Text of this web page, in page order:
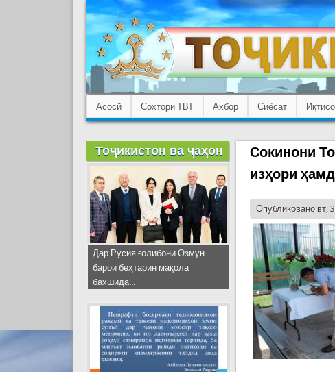
Асосӣ Сохтори ТВТ Ахбор Сиёсат
Сокинони
изҳори
Опубликовано вт,
Тоҷикистон ва ҷаҳон
Дар Русия ғолибони Озмун
барои беҳтарин мақола
бахшида...